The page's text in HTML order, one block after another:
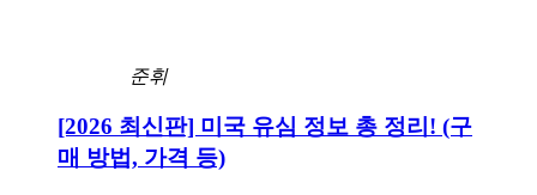
준휘
[2026 최신판] 미국 유심 정보 총 정리! (구
매 방법, 가격 등)